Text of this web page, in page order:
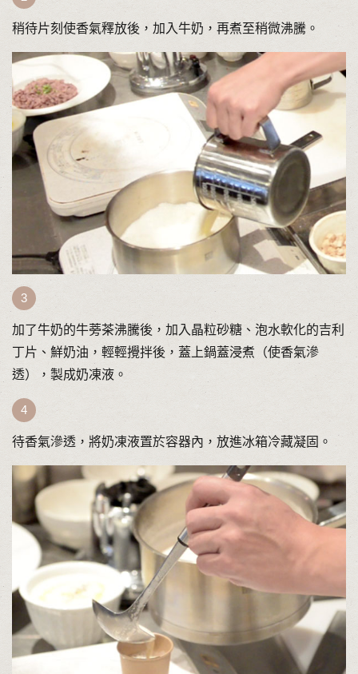
稍待片刻使香氣釋放後，加入牛奶，再煮至稍微沸騰。
加了牛奶的牛蒡茶沸騰後，加入晶粒砂糖、泡水軟化的吉利
丁片、鮮奶油，輕輕攪拌後，蓋上鍋蓋浸煮（使香氣滲
透），製成奶凍液。
待香氣滲透，將奶凍液置於容器內，放進冰箱冷藏凝固。